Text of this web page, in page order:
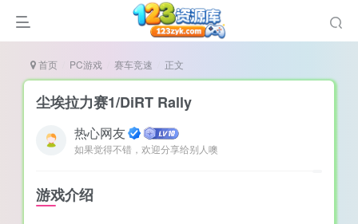
首页 PC游戏 赛车竞速 正文
尘埃拉力赛1/DiRT Rally
热心网友
如果觉得不错，欢迎分享给别人噢
游戏介绍